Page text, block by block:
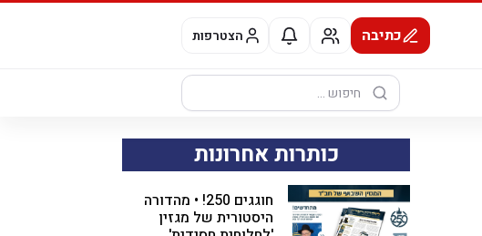
כתיבה הצטרפות
חיפוש:
כותרות אחרונות
חוגגים 250! • מהדורה
היסטורית של מגזין